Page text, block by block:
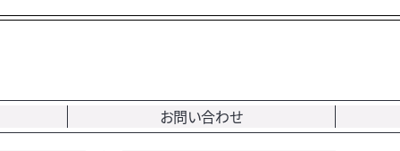
お問い合わせ